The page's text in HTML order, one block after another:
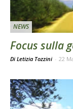
NEWS
Focus sulla
Di Letizia Tozzini - 22